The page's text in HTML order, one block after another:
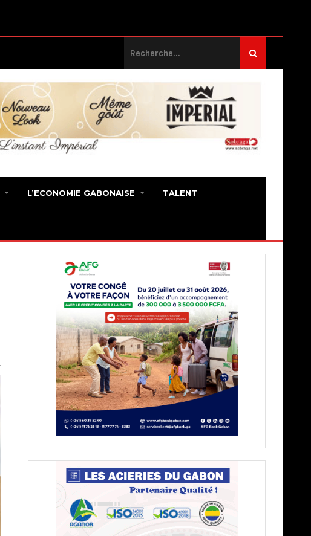
L’ECONOMIE GABONAISE TALENT